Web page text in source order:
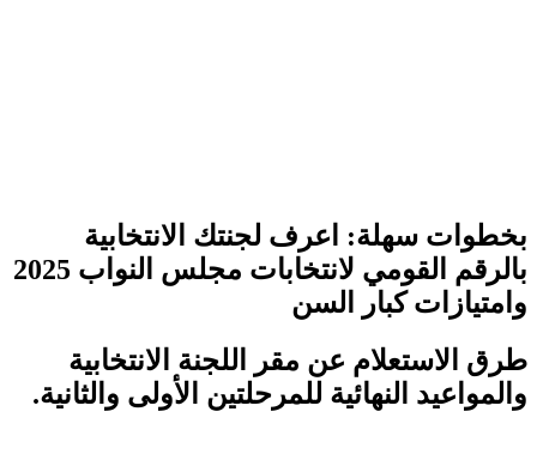
بخطوات سهلة: اعرف لجنتك الانتخابية
بالرقم القومي لانتخابات مجلس النواب 2025
وامتيازات كبار السن
طرق الاستعلام عن مقر اللجنة الانتخابية
والمواعيد النهائية للمرحلتين الأولى والثانية.